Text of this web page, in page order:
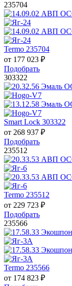
235704
Termo 235704
от 177 023 ₽
Подобрать
303322
Smart Lock 303322
от 268 937 ₽
Подобрать
235512
Termo 235512
от 229 723 ₽
Подобрать
235566
Termo 235566
от 174 823 ₽